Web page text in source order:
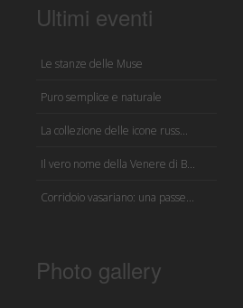
Ultimi eventi
Le stanze delle Muse
Puro semplice e naturale
La collezione delle icone russ...
Il vero nome della Venere di B...
Corridoio vasariano: una passe...
Photo gallery